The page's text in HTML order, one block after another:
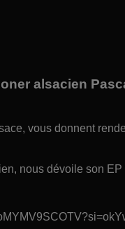
alsacien
vous donnent
nous dévoile son EP